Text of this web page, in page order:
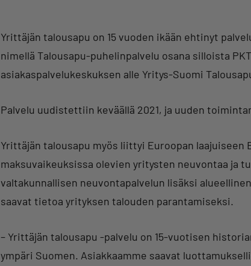
Yrittäjän talousapu on 15 vuoden ikään ehtinyt
nimellä Talousapu-puhelinpalvelu osana silloista
asiakaspalvelukeskuksen alle Yritys-Suomi
Palvelu uudistettiin keväällä 2021, ja uuden
Yrittäjän talousapu myös liittyi Euroopan
maksuvaikeuksissa olevien yritysten neuvontaa ja
valtakunnallisen neuvontapalvelun lisäksi
saavat tietoa yrityksen talouden parantamiseksi.
– Yrittäjän talousapu -palvelu on 15-vuotisen
ympäri Suomen. Asiakkaamme saavat